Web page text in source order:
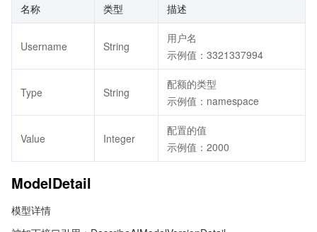
名称 类型 描述
Username String
用户名
示例值：3321337994
Type String
配额的类型
示例值：namespace
Value Integer
配置的值
示例值：2000
ModelDetail
模型详情